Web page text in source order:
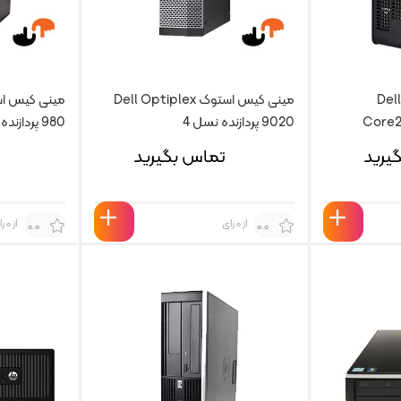
مینی کیس استوک 780 Dell
مینی کیس استوک Dell Optiplex
9020 پردازنده نسل 4
تماس بگیرید
0.0 از 0 رای
980 پردازنده I5 نسل 1
0.0 از 0 رای